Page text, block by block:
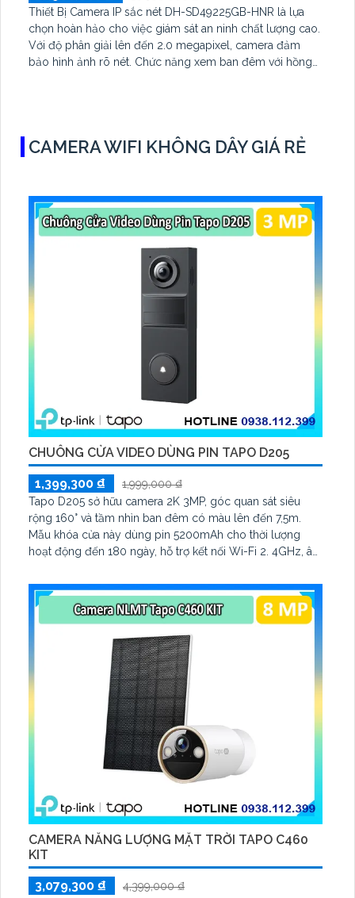
Thiết Bị Camera IP sắc nét DH-SD49225GB-HNR là lựa
chọn hoàn hảo cho việc giám sát an ninh chất lượng cao.
Với độ phân giải lên đến 2.0 megapixel, camera đảm
bảo hình ảnh rõ nét. Chức năng xem ban đêm với hồng
CAMERA WIFI KHÔNG DÂY GIÁ RẺ
CHUÔNG CỬA VIDEO DÙNG PIN TAPO D205
1,399,300 ₫
1,999,000 ₫
Tapo D205 sở hữu camera 2K 3MP, góc quan sát siêu
rộng 160° và tầm nhìn ban đêm có màu lên đến 7,5m.
Mẫu khóa cửa này dùng pin 5200mAh cho thời lượng
hoạt động đến 180 ngày, hỗ trợ kết nối Wi-Fi 2. 4GHz, âm
CAMERA NĂNG LƯỢNG MẶT TRỜI TAPO C460
KIT
3,079,300 ₫
4,399,000 ₫